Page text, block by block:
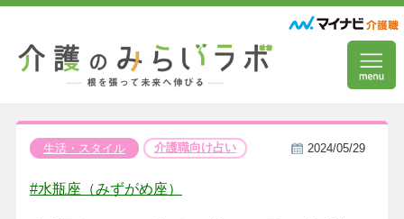
生活・スタイル 介護職向け占い 2024/05/29
#水瓶座（みずがめ座）